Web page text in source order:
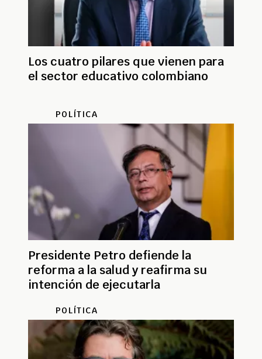
Los cuatro pilares que vienen para
el sector educativo colombiano
POLÍTICA
Presidente Petro defiende la
reforma a la salud y reafirma su
intención de ejecutarla
POLÍTICA